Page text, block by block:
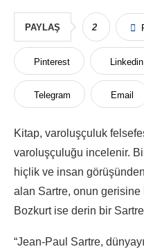
PAYLAŞ 2
Pinterest Linkedin
Telegram Email
Kitap, varoluşçuluk
varoluşçuluğu incelenir.
hiçlik ve insan
alan Sartre, onun gerisine
Bozkurt ise derin bir
“Jean-Paul Sartre,